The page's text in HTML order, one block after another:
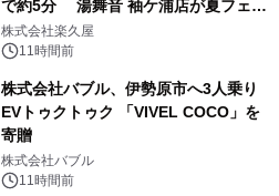
で約5分 湯舞音 袖ケ浦店が夏フェア
メニューを提供
株式会社楽久屋
11時間前
株式会社バブル、伊勢原市へ3人乗り
EVトゥクトゥク 「VIVEL COCO」を
寄贈
株式会社バブル
11時間前